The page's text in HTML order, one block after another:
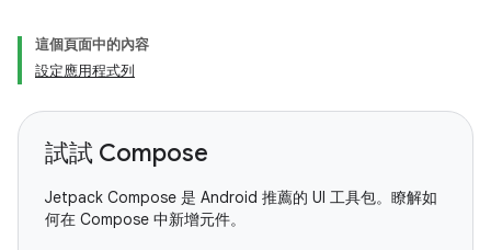
這個頁面中的內容
設定應用程式列
試試 Compose
Jetpack Compose 是 Android 推薦的 UI 工具包。瞭解如
何在 Compose 中新增元件。